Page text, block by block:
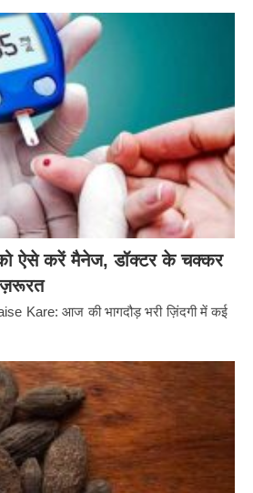
ऐसे करें मैनेज, डॉक्टर के चक्कर
ज़रूरत
Kare: आज की भागदौड़ भरी ज़िंदगी में कई